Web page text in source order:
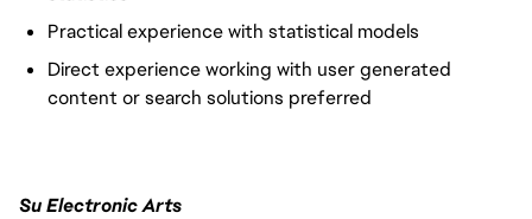
Practical experience with statistical models
Direct experience working with user generated
content or search solutions preferred
Su Electronic Arts